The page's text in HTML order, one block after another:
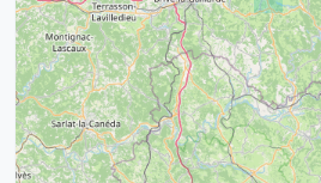
14
52 68